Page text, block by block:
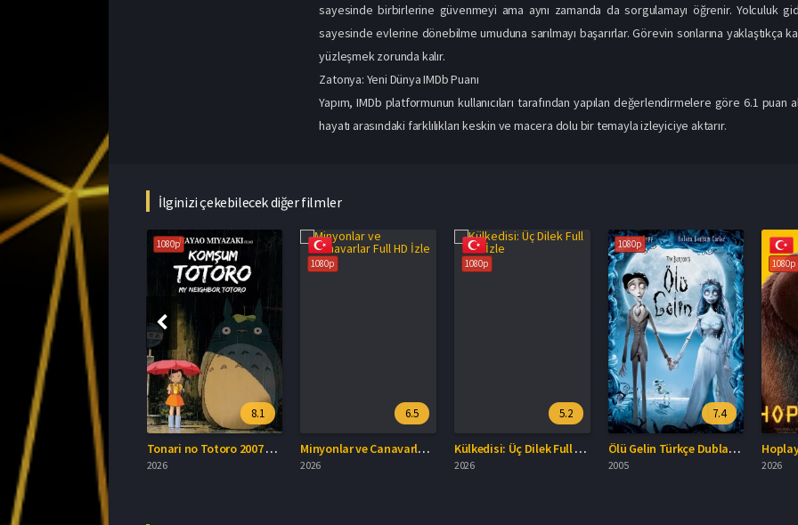
sayesinde birbirlerine güvenmeyi ama aynı zamanda da sorgulamayı öğrenir. Yolculuk
sayesinde evlerine dönebilme umuduna sarılmayı başarırlar. Görevin sonlarına
yüzleşmek zorunda kalır.
Zatonya: Yeni Dünya IMDb Puanı
Yapım, IMDb platformunun kullanıcıları tarafından yapılan değerlendirmelere göre 6.1
hayatı arasındaki farklılıkları keskin ve macera dolu bir temayla izleyiciye aktarır.
İlginizi çekebilecek diğer filmler
8.1
Tonari no Totoro 2007 Full İzle
2026
Minyonlar ve Canavarlar Full HD İzle Külkedisi: Üç Dilek Full HD İzle
1080p
7.4
Ölü Gelin Türkçe Dublaj İzle
1080p
Hoplayanlar